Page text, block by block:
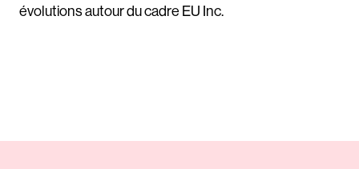
évolutions autour du cadre EU Inc.